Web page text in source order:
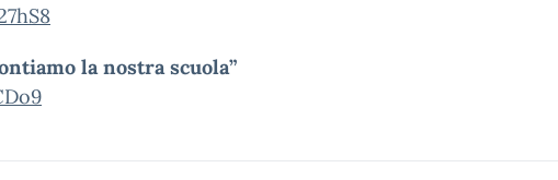
la nostra scuola”